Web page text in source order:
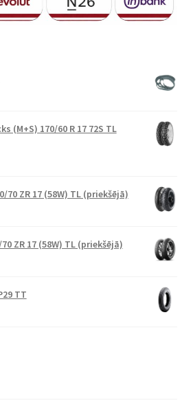
(M+S) 170/60 R 17 72S TL
70 ZR 17 (58W) TL (priekšējā)
ZR 17 (58W) TL (priekšējā)
TT